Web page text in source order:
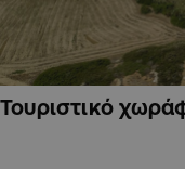
Τουριστικό